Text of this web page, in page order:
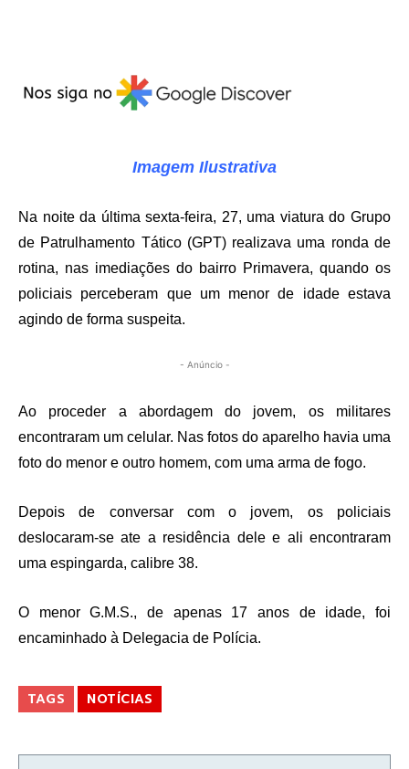
Imagem Ilustrativa
Na noite da última sexta-feira, 27, uma viatura do Grupo
de Patrulhamento Tático (GPT) realizava uma ronda de
rotina, nas imediações do bairro Primavera, quando os
policiais perceberam que um menor de idade estava
agindo de forma suspeita.
- Anúncio -
Ao proceder a abordagem do jovem, os militares
encontraram um celular. Nas fotos do aparelho havia uma
foto do menor e outro homem, com uma arma de fogo.
Depois de conversar com o jovem, os policiais
deslocaram-se ate a residência dele e ali encontraram
uma espingarda, calibre 38.
O menor G.M.S., de apenas 17 anos de idade, foi
encaminhado à Delegacia de Polícia.
TAGS NOTÍCIAS